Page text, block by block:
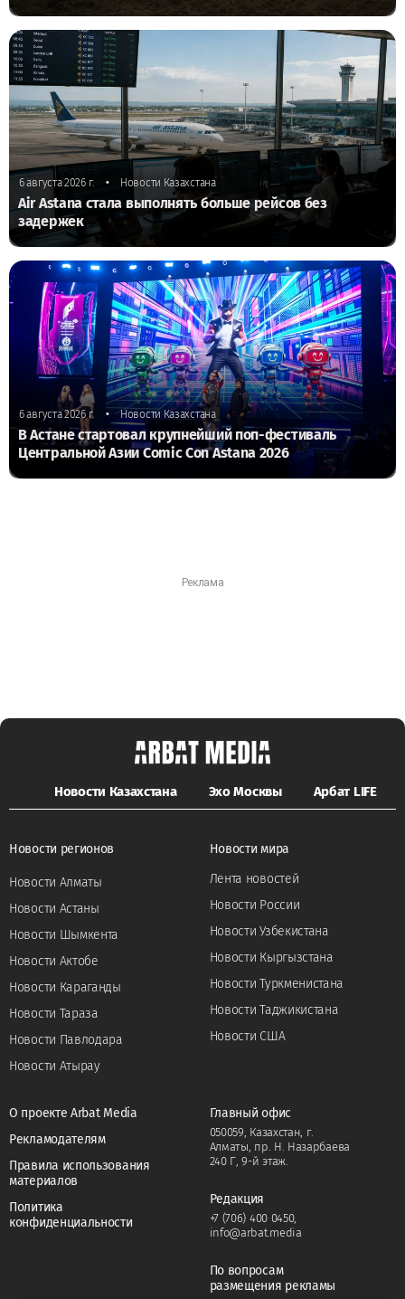
6 августа 2026 г. • Новости Казахстана
Air Astana стала выполнять больше рейсов без
задержек
6 августа 2026 г. • Новости Казахстана
В Астане стартовал крупнейший поп-фестиваль
Центральной Азии Comic Con Astana 2026
Новости Казахстана Эхо Москвы Арбат LIFE
Новости регионов
Новости Алматы
Новости Астаны
Новости Шымкента
Новости Актобе
Новости Караганды
Новости Тараза
Новости Павлодара
Новости Атырау
Новости мира
Лента новостей
Новости России
Новости Узбекистана
Новости Кыргызстана
Новости Туркменистана
Новости Таджикистана
Новости США
О проекте Arbat Media
Рекламодателям
Правила использования
материалов
Политика
конфиденциальности
Главный офис
050059, Казахстан, г.
Алматы, пр. Н. Назарбаева
240 Г, 9-й этаж.
Редакция
+7 (706) 400 0450,
info@arbat.media
По вопросам
размещения рекламы